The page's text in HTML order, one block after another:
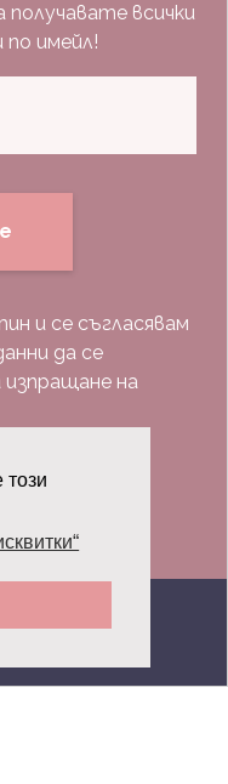
този
получавате всички
имейл!
и се съгласявам
да се
на
запазени